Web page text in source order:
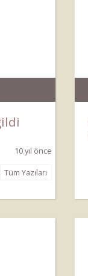
10 yıl önce
Tüm Yazıları